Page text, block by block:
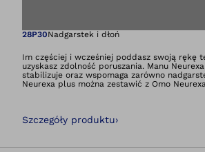
Otwiera
28P30Nadgarstek i dłoń
Im częściej i wcześniej poddasz swoją rękę
uzyskasz zdolność poruszania. Manu
stabilizuje oraz wspomaga zarówno
Neurexa plus można zestawić z Omo
wzmocnić zahamowanie spastyczności.
Szczegóły produktu›